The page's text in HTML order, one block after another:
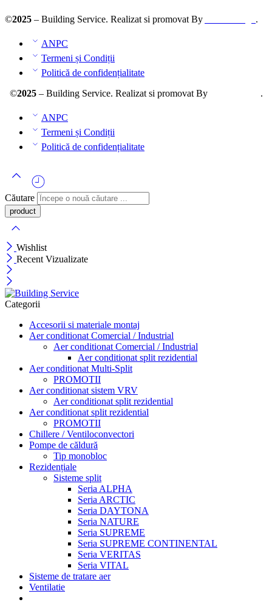
©2025 – Building Service. Realizat si promovat By .
ANPC
Termeni și Condiții
Politică de confidențialitate
©2025– Building Service. Realizat si promovat By .
ANPC
Termeni și Condiții
Politică de confidențialitate
Căutare
Wishlist
Recent Vizualizate
Categorii
Accesorii si materiale montaj
Aer conditionat Comercial / Industrial
Aer conditionat Comercial / Industrial
Aer conditionat split rezidential
Aer conditionat Multi-Split
PROMOTII
Aer conditionat sistem VRV
Aer conditionat split rezidential
Aer conditionat split rezidential
PROMOTII
Chillere / Ventiloconvectori
Pompe de căldură
Tip monobloc
Rezidențiale
Sisteme split
Seria ALPHA
Seria ARCTIC
Seria DAYTONA
Seria NATURE
Seria SUPREME
Seria SUPREME CONTINENTAL
Seria VERITAS
Seria VITAL
Sisteme de tratare aer
Ventilatie